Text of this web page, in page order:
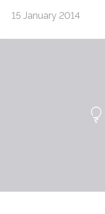
15 January 2014